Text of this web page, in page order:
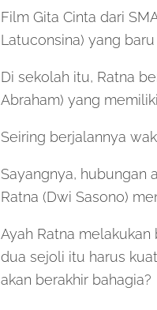
Film Gita Cinta dari
Latuconsina) yang
Di sekolah itu, Ratna
Abraham) yang
Seiring berjalannya
Sayangnya, hubungan
Ratna (Dwi Sasono)
Ayah Ratna melakukan
dua sejoli itu harus
akan berakhir bahagia?